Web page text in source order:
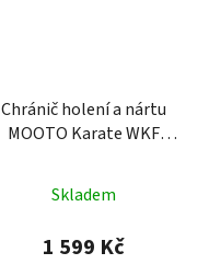
Chránič holení a nártu
MOOTO Karate WKF
Skladem
1 599 Kč